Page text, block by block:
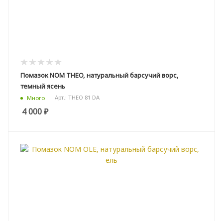
Помазок NOM THEO, натуральный барсучий ворс,
темный ясень
Много Арт.: THEO 81 DA
4 000₽